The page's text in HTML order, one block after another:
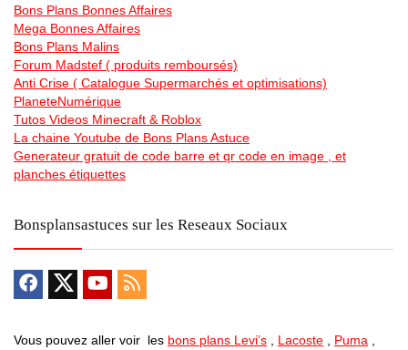
Bons Plans Bonnes Affaires
Mega Bonnes Affaires
Bons Plans Malins
Forum Madstef ( produits remboursés)
Anti Crise ( Catalogue Supermarchés et optimisations)
PlaneteNumérique
Tutos Videos Minecraft & Roblox
La chaine Youtube de Bons Plans Astuce
Generateur gratuit de code barre et qr code en image , et
planches étiquettes
Bonsplansastuces sur les Reseaux Sociaux
Vous pouvez aller voir les bons plans Levi’s , Lacoste , Puma ,